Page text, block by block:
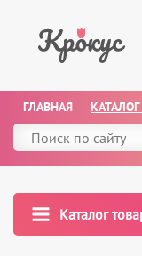
ГЛАВНАЯ
Каталог